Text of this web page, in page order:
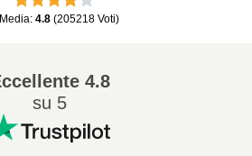
Media: 4.8 (205218 Voti)
4.8
su 5